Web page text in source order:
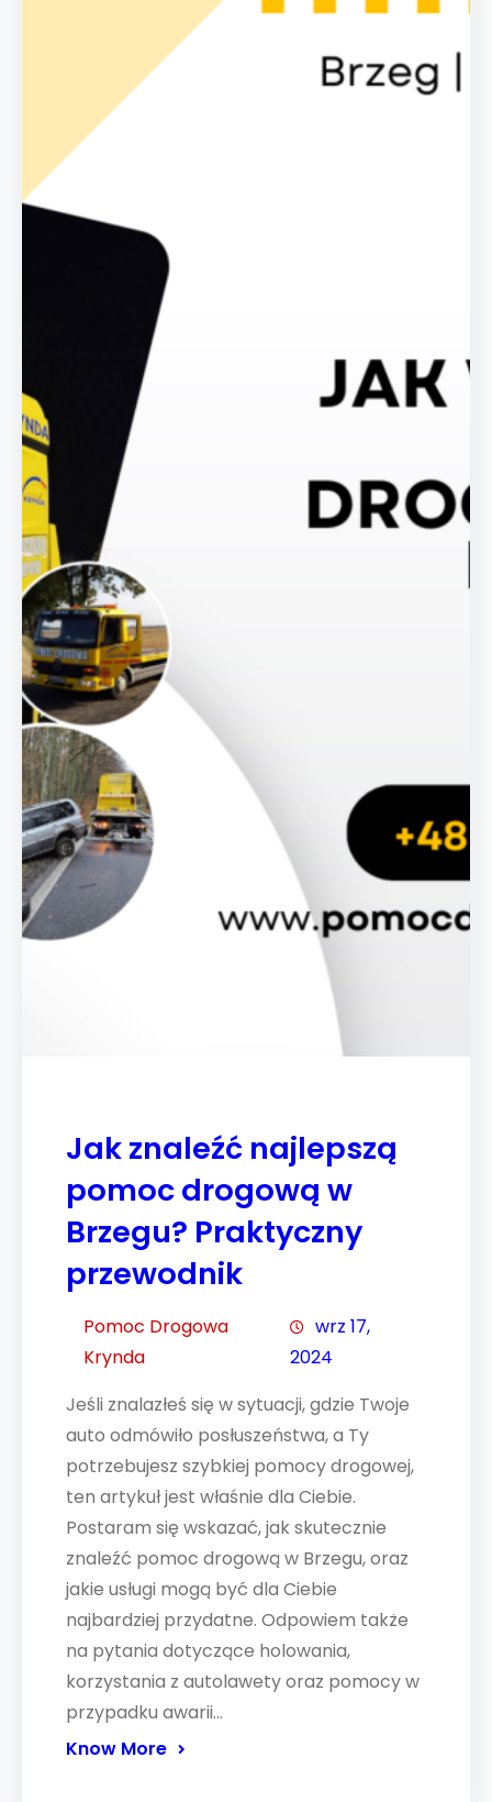
Jak znaleźć najlepszą
pomoc drogową w
Brzegu? Praktyczny
przewodnik
Pomoc Drogowa
Krynda
wrz 17,
2024
Jeśli znalazłeś się w sytuacji, gdzie Twoje
auto odmówiło posłuszeństwa, a Ty
potrzebujesz szybkiej pomocy drogowej,
ten artykuł jest właśnie dla Ciebie.
Postaram się wskazać, jak skutecznie
znaleźć pomoc drogową w Brzegu, oraz
jakie usługi mogą być dla Ciebie
najbardziej przydatne. Odpowiem także
na pytania dotyczące holowania,
korzystania z autolawety oraz pomocy w
przypadku awarii…
Know More